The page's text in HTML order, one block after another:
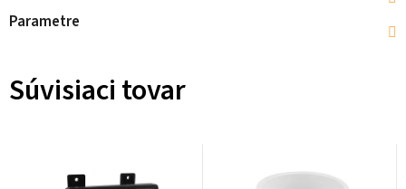
Parametre
Súvisiaci tovar